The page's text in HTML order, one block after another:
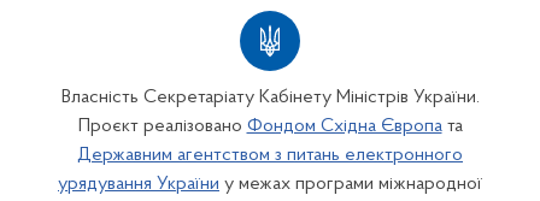
Власність Секретаріату Кабінету Міністрів України.
Проєкт реалізовано Фондом Східна Європата
Державним агентством з питань електронного
урядування України у межах програми міжнародної